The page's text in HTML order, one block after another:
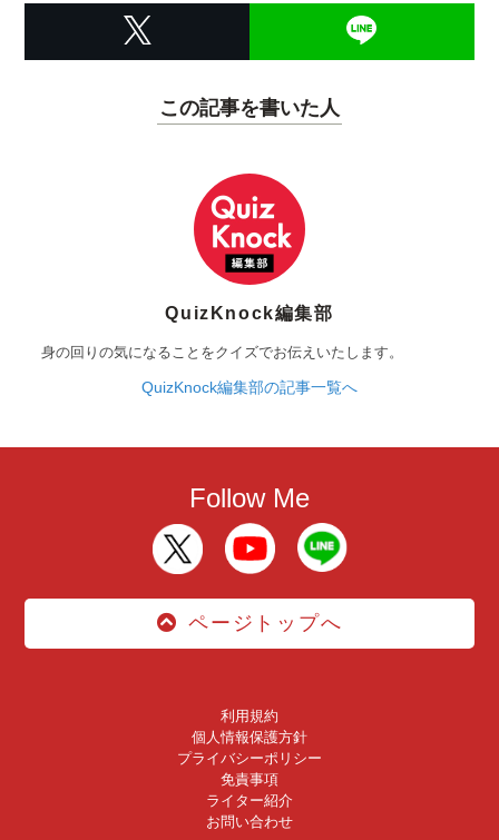
この記事を書いた人
QuizKnock編集部
身の回りの気になることをクイズでお伝えいたします。
QuizKnock編集部の記事一覧へ
Follow Me
ページトップへ
利用規約
個人情報保護方針
プライバシーポリシー
免責事項
ライター紹介
お問い合わせ